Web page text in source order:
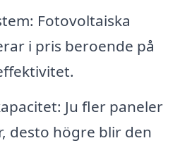
Fotovoltaiska
i pris beroende på
Ju fler paneler
desto högre blir den